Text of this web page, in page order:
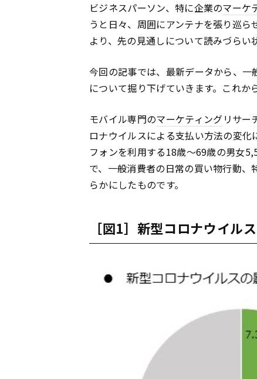
ビジネスパーソン、特に企業のマーケ
うと日々、周囲にアンテナを張り巡
より、先の見通しについて読みづらい
今回の記事では、最新データから、
について掘り下げていきます。これ
モバイル専門のマーケティングリサー
ロナウイルスによる支払い方法の変
フォンを利用する18歳～69歳の男女
で、一般消費者の日常の買い物行動
らかにしたものです。
［図1］新型コロナウイル